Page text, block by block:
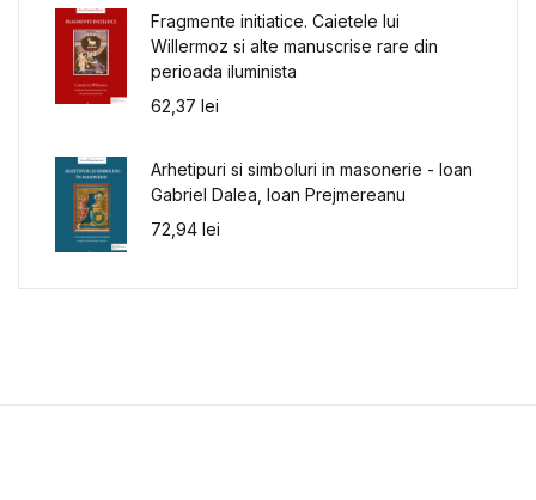
Fragmente initiatice. Caietele lui
Willermoz si alte manuscrise rare din
perioada iluminista
62,37 lei
Arhetipuri si simboluri in masonerie - Ioan
Gabriel Dalea, Ioan Prejmereanu
72,94 lei